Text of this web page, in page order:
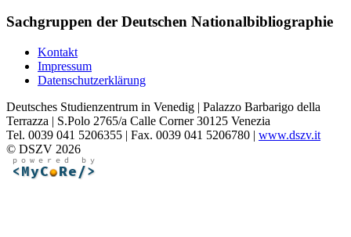
Sachgruppen der Deutschen Nationalbibliographie
Kontakt
Impressum
Datenschutzerklärung
Deutsches Studienzentrum in Venedig | Palazzo Barbarigo della
Terrazza | S.Polo 2765/a Calle Corner 30125 Venezia
Tel. 0039 041 5206355 | Fax. 0039 041 5206780 | www.dszv.it
© DSZV 2026